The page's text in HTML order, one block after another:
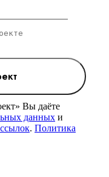
Вы даёте
данных и
. Политика